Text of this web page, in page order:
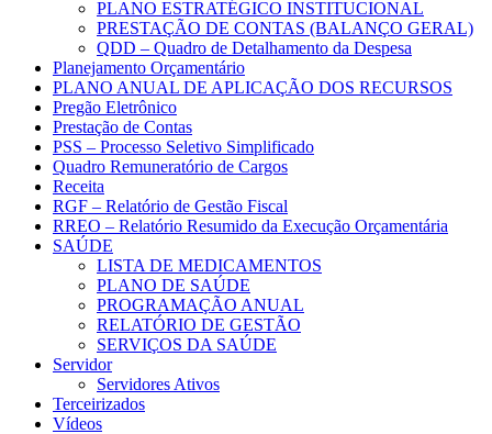
PLANO ESTRATÉGICO INSTITUCIONAL
PRESTAÇÃO DE CONTAS (BALANÇO GERAL)
QDD – Quadro de Detalhamento da Despesa
Planejamento Orçamentário
PLANO ANUAL DE APLICAÇÃO DOS RECURSOS
Pregão Eletrônico
Prestação de Contas
PSS – Processo Seletivo Simplificado
Quadro Remuneratório de Cargos
Receita
RGF – Relatório de Gestão Fiscal
RREO – Relatório Resumido da Execução Orçamentária
SAÚDE
LISTA DE MEDICAMENTOS
PLANO DE SAÚDE
PROGRAMAÇÃO ANUAL
RELATÓRIO DE GESTÃO
SERVIÇOS DA SAÚDE
Servidor
Servidores Ativos
Terceirizados
Vídeos